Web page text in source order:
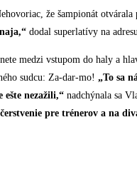
že šampionát
dodal superlatívy na
medzi vstupom do haly a
sudcu: Za-dar-mo! „To sa
nezažili,“ nadchýnala sa
pre trénerov a na